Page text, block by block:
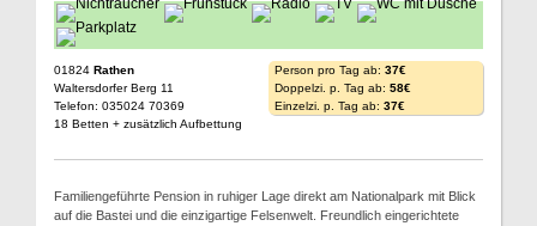
01824 Rathen
Waltersdorfer Berg 11
Telefon: 035024 70369
18 Betten + zusätzlich Aufbettung
Person pro Tag ab: 37€
Doppelzi. p. Tag ab: 58€
Einzelzi. p. Tag ab: 37€
Familiengeführte Pension in ruhiger Lage direkt am Nationalpark mit Blick
auf die Bastei und die einzigartige Felsenwelt. Freundlich eingerichtete